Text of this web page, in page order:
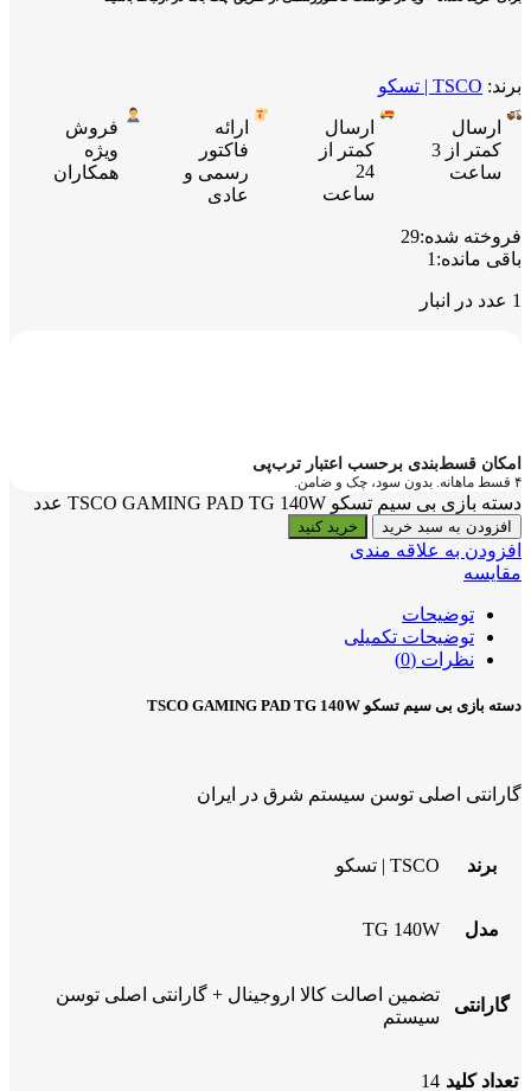
برند: TSCO | تسکو
ارسال
کمتر از 3
ساعت
ارسال
کمتر از
24
ساعت
ارائه
فاکتور
رسمی و
عادی
فروش
ویژه
همکاران
فروخته شده:29
باقی مانده: 1
1 عدد در انبار
امکان قسط‌بندی برحسب اعتبار ترب‌پی
۴ قسط ماهانه. بدون سود، چک و ضامن.
دسته بازی بی سیم تسکو TSCO GAMING PAD TG 140W عدد
افزودن به سبد خرید خرید کنید
افزودن به علاقه مندی
مقایسه
توضیحات
توضیحات تکمیلی
نظرات (0)
دسته بازی بی سیم تسکو TSCO GAMING PAD TG 140W
گارانتی اصلی توسن سیستم شرق در ایران
برند TSCO | تسکو
مدل TG 140W
گارانتی
تضمین اصالت کالا اروجینال + گارانتی اصلی توسن
سیستم
تعداد کلید 14